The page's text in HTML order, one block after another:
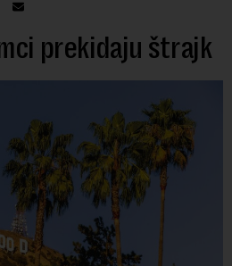
prekidaju štrajk